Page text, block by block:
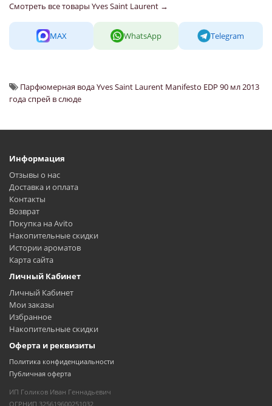
Смотреть все товары Yves Saint Laurent →
MAX WhatsApp Telegram
Парфюмерная вода Yves Saint Laurent Manifesto EDP 90 мл 2013
года спрей в слюде
Информация
Отзывы о нас
Доставка и оплата
Контакты
Возврат
Покупка на Avito
Накопительные скидки
Истории ароматов
Карта сайта
Личный Кабинет
Личный Кабинет
Мои заказы
Избранное
Накопительные скидки
Оферта и реквизиты
Политика конфиденциальности
Публичная оферта
ИП Голиков Иван Геннадьевич
ОГРНИП 325619600251032